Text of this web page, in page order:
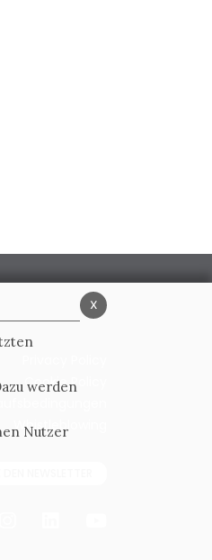
Cookie Policy
Whistleblowing
x
werden
Nutzer